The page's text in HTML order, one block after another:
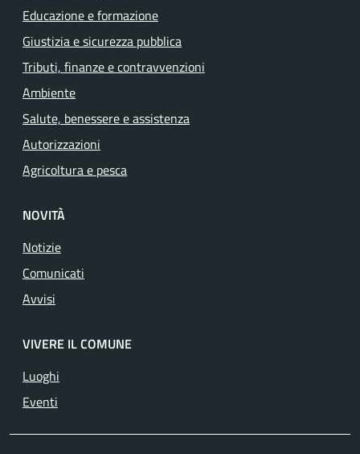
Educazione e formazione
Giustizia e sicurezza pubblica
Tributi, finanze e contravvenzioni
Ambiente
Salute, benessere e assistenza
Autorizzazioni
Agricoltura e pesca
NOVITÀ
Notizie
Comunicati
Avvisi
VIVERE IL COMUNE
Luoghi
Eventi